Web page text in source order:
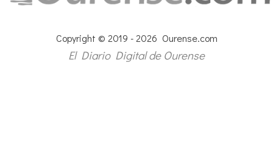
Copyright © 2019 - 2026 Ourense.com
El Diario Digital de Ourense